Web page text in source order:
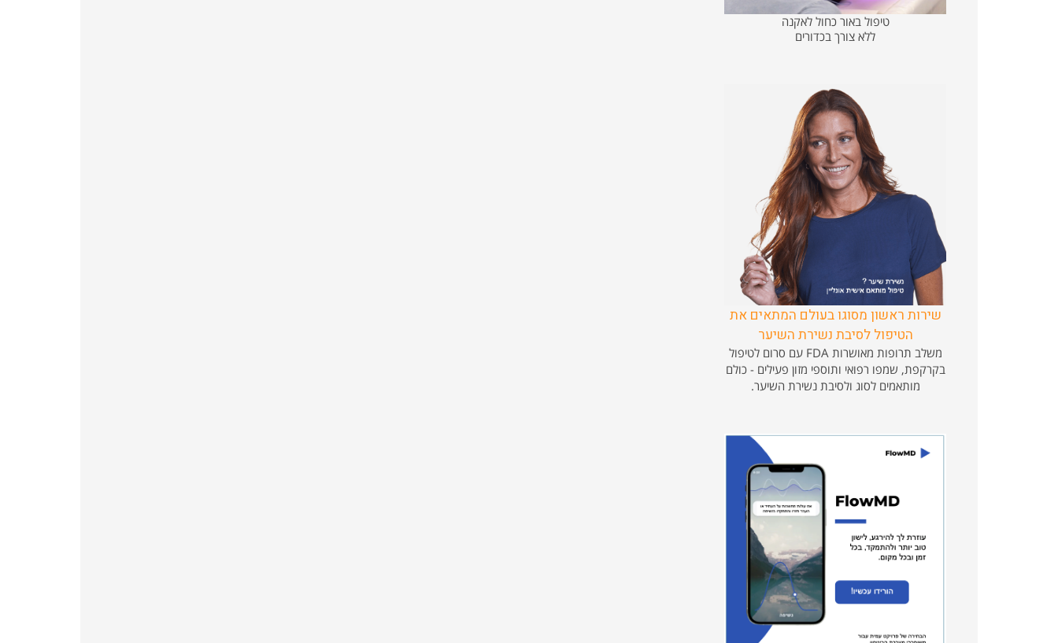
טיפול באור כחול לאקנה
ללא צורך בכדורים
שירות ראשון מסוגו בעולם המתאים את
הטיפול לסיבת נשירת השיער
משלב תרופות מאושרות FDA עם סרום לטיפול
בקרקפת, שמפו רפואי ותוספי מזון פעילים - כולם
מותאמים לסוג ולסיבת נשירת השיער.